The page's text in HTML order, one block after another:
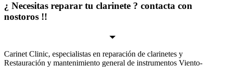
¿ Necesitas reparar tu clarinete ? contacta con
nostoros !!
Carinet Clinic, especialistas en reparación de clarinetes y
Restauración y mantenimiento general de instrumentos Viento-